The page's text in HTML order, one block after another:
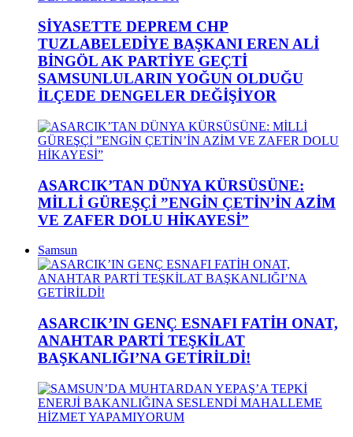
SİYASETTE DEPREM CHP
TUZLABELEDİYE BAŞKANI EREN ALİ
BİNGÖL AK PARTİYE GEÇTİ
SAMSUNLULARIN YOĞUN OLDUĞU
İLÇEDE DENGELER DEĞİŞİYOR
ASARCIK’TAN DÜNYA KÜRSÜSÜNE:
MİLLİ GÜREŞÇİ ”ENGİN ÇETİN’İN AZİM
VE ZAFER DOLU HİKAYESİ”
Samsun
ASARCIK’IN GENÇ ESNAFI FATİH ONAT,
ANAHTAR PARTİ TEŞKİLAT
BAŞKANLIĞI’NA GETİRİLDİ!